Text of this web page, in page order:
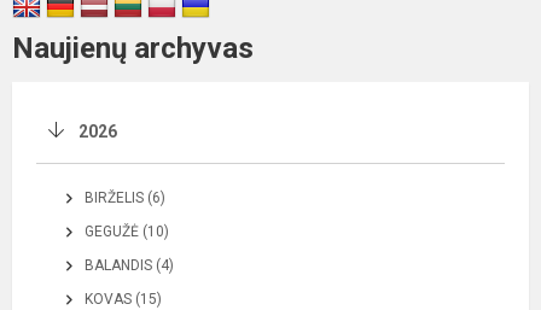
Naujienų archyvas
2026
BIRŽELIS (6)
GEGUŽĖ (10)
BALANDIS (4)
KOVAS (15)